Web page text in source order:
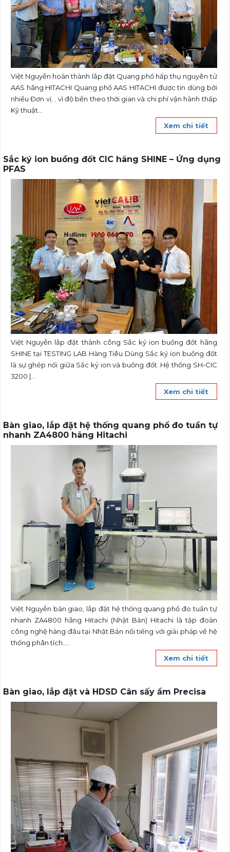
Việt Nguyễn hoàn thành lắp đặt Quang phổ hấp thụ nguyên tử
AAS hãng HITACHI Quang phổ AAS HITACHI được tin dùng bởi
nhiều Đơn vị… vì độ bền theo thời gian và chi phí vận hành thấp
Kỹ thuật...
Xem chi tiết
Sắc ký ion buồng đốt CIC hãng SHINE – Ứng dụng
PFAS
Việt Nguyễn lắp đặt thành công Sắc ký ion buồng đốt hãng
SHINE tại TESTING LAB Hàng Tiêu Dùng Sắc ký ion buồng đốt
là sự ghép nối giữa Sắc ký ion và buồng đốt. Hệ thống SH-CIC
3200 |...
Xem chi tiết
Bàn giao, lắp đặt hệ thống quang phổ đo tuần tự
nhanh ZA4800 hãng Hitachi
Việt Nguyễn bàn giao, lắp đặt hệ thống quang phổ đo tuần tự
nhanh ZA4800 hãng Hitachi (Nhật Bản) Hitachi là tập đoàn
công nghệ hàng đầu tại Nhật Bản nổi tiếng với giải pháp về hệ
thống phân tích....
Xem chi tiết
Bàn giao, lắp đặt và HDSD Cân sấy ẩm Precisa